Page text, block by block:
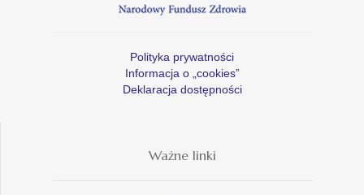
Polityka prywatności
Informacja o „cookies”
Deklaracja dostępności
Ważne linki